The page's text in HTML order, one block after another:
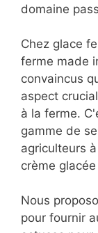
domaine
Chez glace
ferme made
convaincus
aspect
à la ferme.
gamme de
agriculteurs
crème
Nous
pour fournir